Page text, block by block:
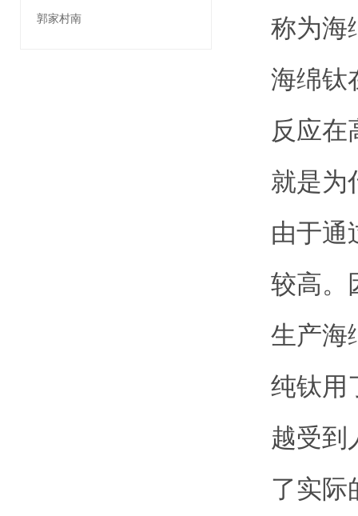
称为海
海绵钛
反应在
就是为
由于通
较高。
生产海
纯钛用
越受到
了实
郭家村南